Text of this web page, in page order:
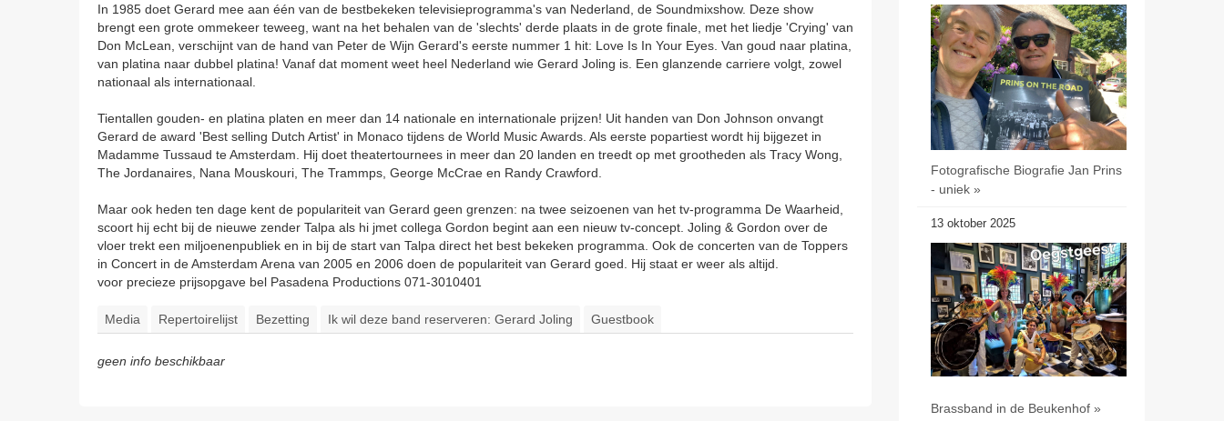
In 1985 doet Gerard mee aan één van de bestbekeken televisieprogramma's van Nederland, de Soundmixshow. Deze show
brengt een grote ommekeer teweeg, want na het behalen van de 'slechts' derde plaats in de grote finale, met het liedje 'Crying' van
Don McLean, verschijnt van de hand van Peter de Wijn Gerard's eerste nummer 1 hit: Love Is In Your Eyes. Van goud naar platina,
van platina naar dubbel platina! Vanaf dat moment weet heel Nederland wie Gerard Joling is. Een glanzende carriere volgt, zowel
nationaal als internationaal.
Tientallen gouden- en platina platen en meer dan 14 nationale en internationale prijzen! Uit handen van Don Johnson onvangt
Gerard de award 'Best selling Dutch Artist' in Monaco tijdens de World Music Awards. Als eerste popartiest wordt hij bijgezet in
Madamme Tussaud te Amsterdam. Hij doet theatertournees in meer dan 20 landen en treedt op met grootheden als Tracy Wong,
The Jordanaires, Nana Mouskouri, The Trammps, George McCrae en Randy Crawford.
Maar ook heden ten dage kent de populariteit van Gerard geen grenzen: na twee seizoenen van het tv-programma De Waarheid,
scoort hij echt bij de nieuwe zender Talpa als hi jmet collega Gordon begint aan een nieuw tv-concept. Joling & Gordon over de
vloer trekt een miljoenenpubliek en in bij de start van Talpa direct het best bekeken programma. Ook de concerten van de Toppers
in Concert in de Amsterdam Arena van 2005 en 2006 doen de populariteit van Gerard goed. Hij staat er weer als altijd.
voor precieze prijsopgave bel Pasadena Productions 071-3010401
Media Repertoirelijst Bezetting Ik wil deze band reserveren: Gerard Joling Guestbook
geen info beschikbaar
Fotografische Biografie Jan Prins
- uniek »
13 oktober 2025
Brassband in de Beukenhof »